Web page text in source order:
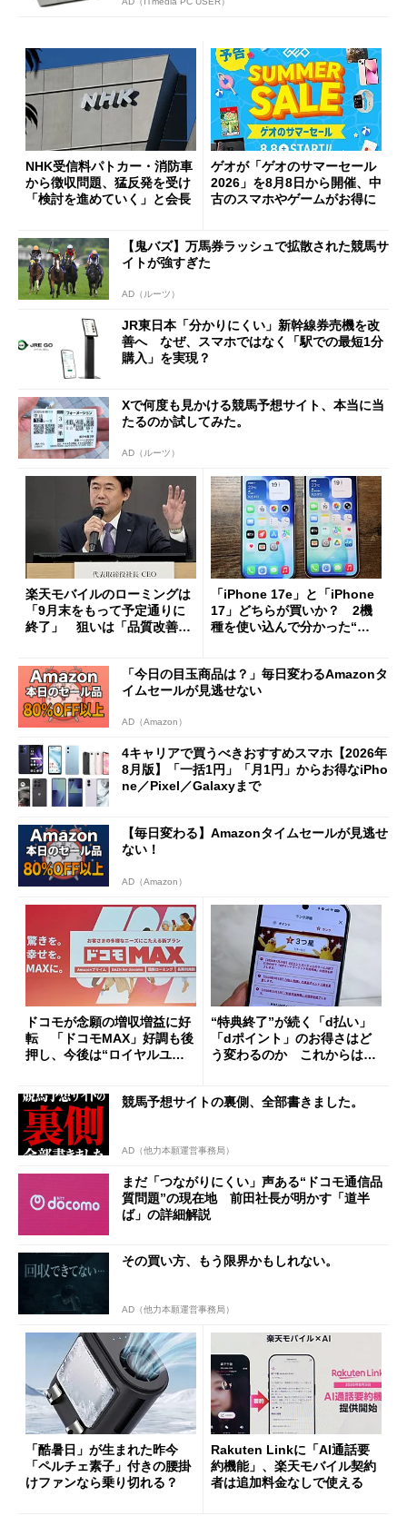
NHK受信料パトカー・消防車
から徴収問題、猛反発を受け
「検討を進めていく」と会長
ゲオが「ゲオのサマーセール
2026」を8月8日から開催、中
古のスマホやゲームがお得に
【鬼バズ】万馬券ラッシュで拡散された競馬サ
イトが強すぎた
AD（ルーツ）
JR東日本「分かりにくい」新幹線券売機を改
善へ なぜ、スマホではなく「駅での最短1分
購入」を実現？
Xで何度も見かける競馬予想サイト、本当に当
たるのか試してみた。
AD（ルーツ）
楽天モバイルのローミングは
「9月末をもって予定通りに
終了」 狙いは「品質改善」
も
「iPhone 17e」と「iPhone
17」どちらが買いか？ 2機
種を使い込んで分かった“ス
「今日の目玉商品は？」毎日変わるAmazonタ
イムセールが見逃せない
AD（Amazon）
4キャリアで買うべきおすすめスマホ【2026年
8月版】「一括1円」「月1円」からお得なiPho
ne／Pixel／Galaxyまで
【毎日変わる】Amazonタイムセールが見逃せ
ない！
AD（Amazon）
ドコモが念願の増収増益に好
転 「ドコモMAX」好調も後
押し、今後は“ロイヤルユー
“特典終了”が続く「d払い」
「dポイント」のお得さはど
う変わるのか これからは
競馬予想サイトの裏側、全部書きました。
AD（他力本願運営事務局）
まだ「つながりにくい」声ある“ドコモ通信品
質問題”の現在地 前田社長が明かす「道半
ば」の詳細解説
その買い方、もう限界かもしれない。
AD（他力本願運営事務局）
「酷暑日」が生まれた昨今
「ペルチェ素子」付きの腰掛
けファンなら乗り切れる？
Rakuten Linkに「AI通話要
約機能」、楽天モバイル契約
者は追加料金なしで使える